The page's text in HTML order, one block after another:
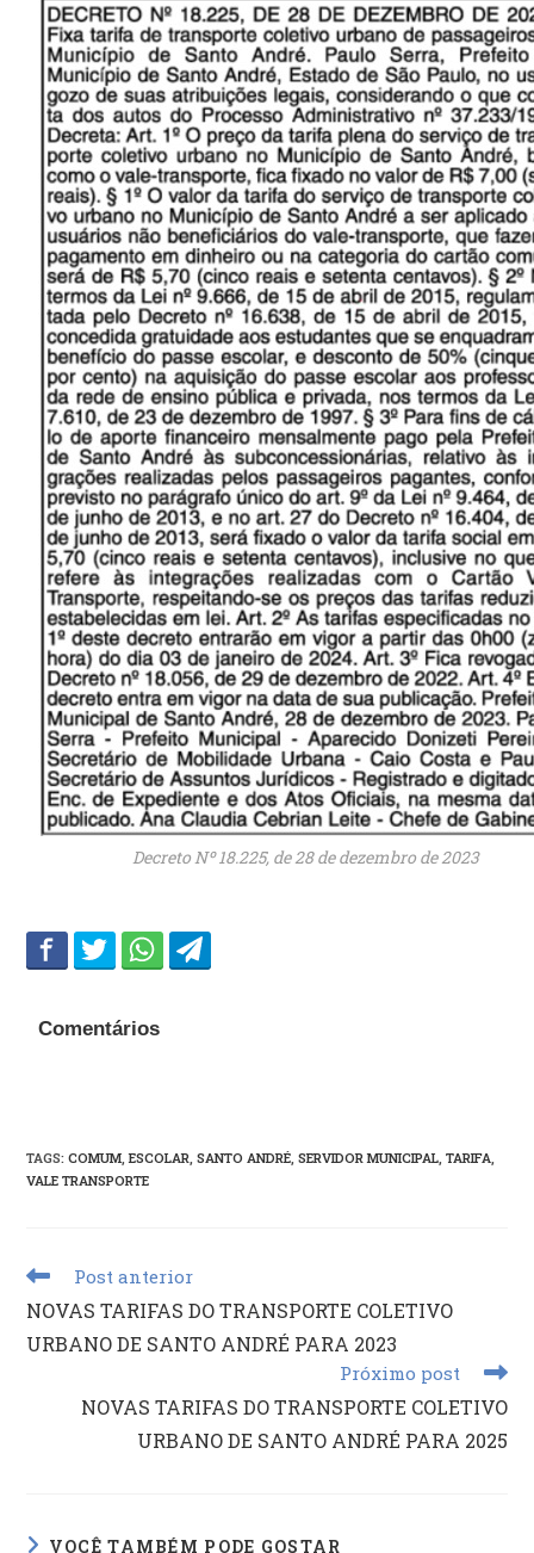
Decreto Nº 18.225, de 28 de dezembro de 2023
Comentários
TAGS:COMUM, ESCOLAR, SANTO ANDRÉ, SERVIDOR MUNICIPAL, TARIFA,
VALE TRANSPORTE
Ler
artigos
Post anterior
NOVAS TARIFAS DO TRANSPORTE COLETIVO
URBANO DE SANTO ANDRÉ PARA 2023
Próximo post
NOVAS TARIFAS DO TRANSPORTE COLETIVO
URBANO DE SANTO ANDRÉ PARA 2025
VOCÊ TAMBÉM PODE GOSTAR